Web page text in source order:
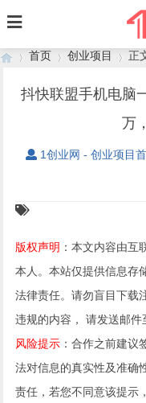
首页 创业项目 正
抖快联盟手机电脑
万
1创业网 - 创业项目
版权声明 ：本文内容由互
本人。本站仅提供信息存
法律责任。请勿盲目下载
违规的内容， 请发送邮件
风险提示 ：合作之前建议
法对信息的真实性及准确
责任，若您不同意该提示